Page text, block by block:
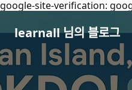
google-site-verification:
learnall 님의 블로그